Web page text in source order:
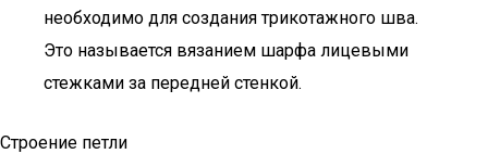
необходимо для создания трикотажного шва.
Это называется вязанием шарфа лицевыми
стежками за передней стенкой.
Строение петли